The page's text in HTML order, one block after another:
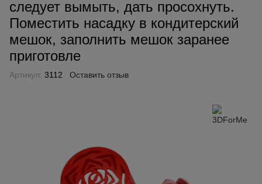
следует вымыть, дать просохнуть.
Поместить насадку в кондитерский
мешок, заполнить мешок заранее
приготовле
Артикул: 3112 Оставить отзыв